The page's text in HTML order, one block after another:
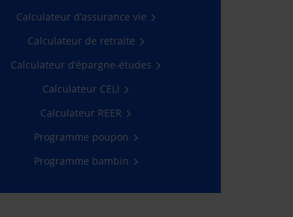
une soumission
Calculateur d’assurance vie
Calculateur de retraite
Calculateur d’épargne-études
Calculateur CELI
Calculateur REER
Programme poupon
Programme bambin